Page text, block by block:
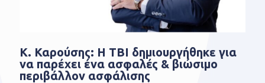
Κ. Καρούσης: Η TBI δημιουργήθηκε για
να παρέχει ένα ασφαλές & βιώσιμο
περιβάλλον ασφάλισης